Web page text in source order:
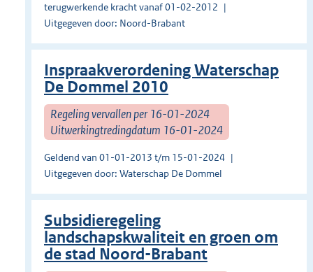
terugwerkende kracht vanaf 01-02-2012
Uitgegeven door: Noord-Brabant
Inspraakverordening Waterschap
De Dommel 2010
Regeling vervallen per 16-01-2024
Uitwerkingtredingdatum 16-01-2024
Geldend van 01-01-2013 t/m 15-01-2024
Uitgegeven door: Waterschap De Dommel
Subsidieregeling
landschapskwaliteit en groen om
de stad Noord-Brabant